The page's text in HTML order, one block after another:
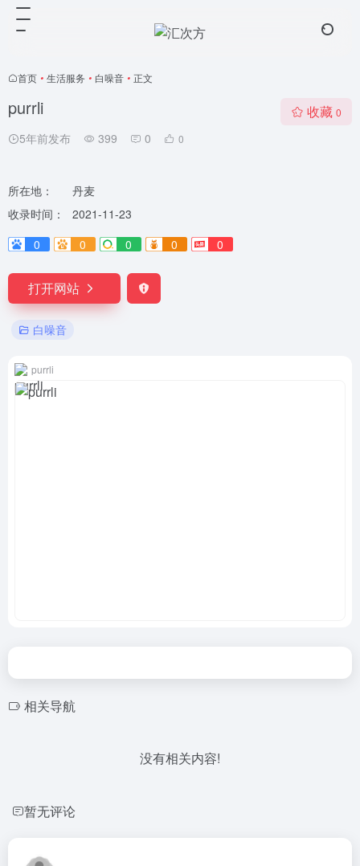
首页 • 生活服务 • 白噪音 • 正文
purrli
5年前发布 399 0 0
收藏 0
所在地：
丹麦
收录时间：
2021-11-23
0
0 0 0 0
打开网站
白噪音
purrli
相关导航
没有相关内容!
暂无评论